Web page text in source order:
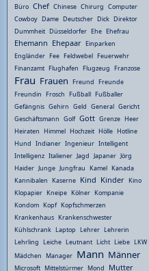
Büro Chef Chinese Chirurg Computer
Cowboy Dame Deutscher Dick Direktor
Dummheit Düsseldorfer Ehe Ehefrau
Ehemann Ehepaar Einparken
Engländer Fee Feldwebel Feuerwehr
Finanzamt Flughafen Flugzeug Franzose
Frau Frauen Freund Freunde
Freundin Frosch Fußball Fußballer
Gefängnis Gehirn Geld General Gericht
Geschäftsmann Golf Gott Grenze Heer
Heiraten Himmel Hochzeit Hölle Hotline
Hund Indianer Ingenieur Intelligent
Intelligenz Italiener Jagd Japaner Jörg
Haider Junge Jungfrau Kamel Kanada
Kannibalen Kaserne Kind Kinder Kino
Klopapier Kneipe Kölner Kompanie
Kondom Kopf Kopfschmerzen
Krankenhaus Krankenschwester
Kühlschrank Laptop Lehrer Lehrerin
Lehrling Leiche Leutnant Licht Liebe LKW
Mädchen Manager Mann Männer
Microsoft Mittelstürmer Mond Mutter